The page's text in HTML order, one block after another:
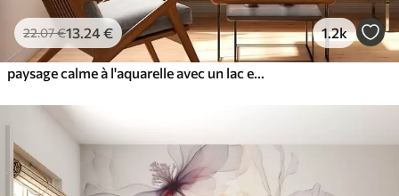
22.07€13 .24€ 1.2k